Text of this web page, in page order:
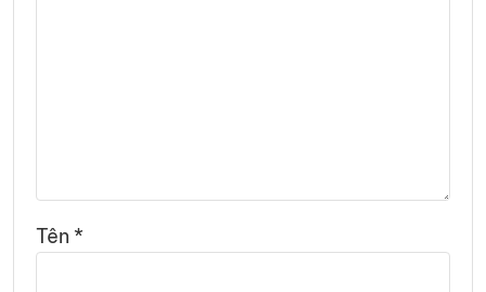
Tên *